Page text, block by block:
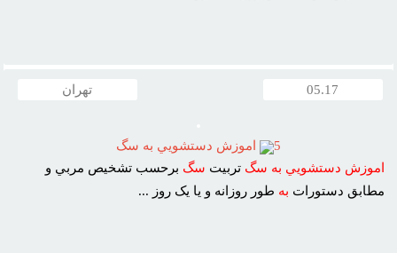
05.17 تهران
5
اموزش دستشويي به سگ
اموزش دستشويي به سگ تربيت سگ برحسب تشخيص مربي و
مطابق دستورات به طور روزانه و يا يک روز ...